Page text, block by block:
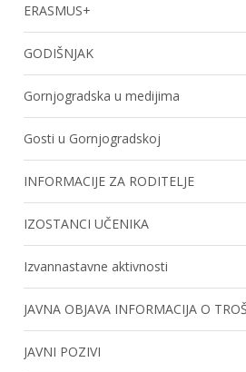
ERASMUS+
GODIŠNJAK
Gornjogradska u medijima
Gosti u Gornjogradskoj
INFORMACIJE ZA RODITELJE
IZOSTANCI UČENIKA
Izvannastavne aktivnosti
JAVNA OBJAVA INFORMACIJA O
JAVNI POZIVI